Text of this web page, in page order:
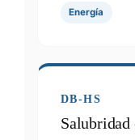
Energía
DB-HS